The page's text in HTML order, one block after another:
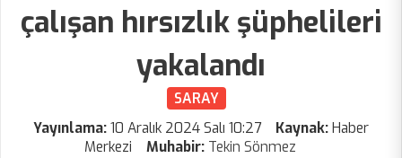
çalışan hırsızlık şüphelileri
yakalandı
SARAY
Yayınlama:10 Aralık 2024 Salı 10:27 Kaynak:Haber
Merkezi
Muhabir: Tekin Sönmez